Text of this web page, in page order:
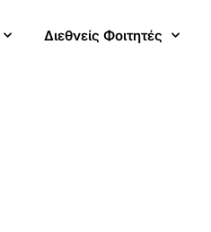
Διεθνείς Φοιτητές